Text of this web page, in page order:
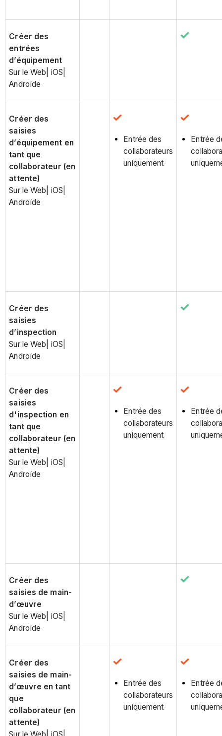
Créer des
entrées
d’équipement
Sur le Web| iOS|
Androïde
Créer des
saisies
d’équipement en
tant que
collaborateur (en
attente)
Sur le Web| iOS|
Androïde
Entrée des
collaborateurs
uniquement
Entrée
Créer des
saisies
d’inspection
Sur le Web| iOS|
Androïde
Créer des
saisies
d'inspection en
tant que
collaborateur (en
attente)
Sur le Web| iOS|
Androïde
Entrée des
collaborateurs
uniquement
Entrée
Créer des
saisies de main-
d’œuvre
Sur le Web| iOS|
Androïde
Créer des
saisies de main-
d’œuvre en tant
que
collaborateur (en
attente)
Entrée des
collaborateurs
uniquement
Entrée